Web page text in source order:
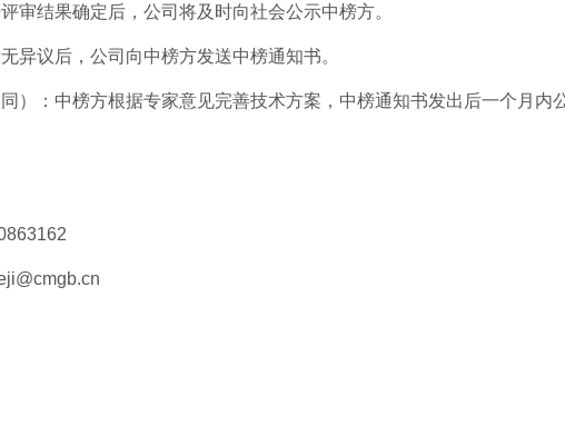
审结果确定后，公司将及时向社会公示中榜方。
异议后，公司向中榜方发送中榜通知书。
）：中榜方根据专家意见完善技术方案，中榜通知书发出后一个月内